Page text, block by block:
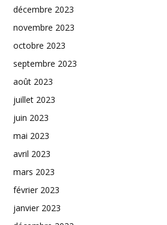
décembre 2023
novembre 2023
octobre 2023
septembre 2023
août 2023
juillet 2023
juin 2023
mai 2023
avril 2023
mars 2023
février 2023
janvier 2023